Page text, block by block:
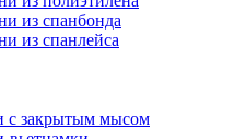
из спанбонда
из спанлейса
с закрытым мысом